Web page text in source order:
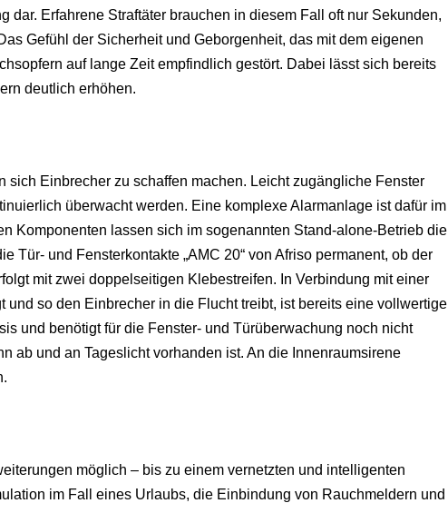
Erfahrene Straftäter brauchen in diesem Fall oft nur Sekunden,
Gefühl der Sicherheit und Geborgenheit, das mit dem eigenen
auf lange Zeit empfindlich gestört. Dabei lässt sich bereits
deutlich erhöhen.
Einbrecher zu schaffen machen. Leicht zugängliche Fenster
überwacht werden. Eine komplexe Alarmanlage ist dafür im
Komponenten lassen sich im sogenannten Stand-alone-Betrieb die
Tür- und Fensterkontakte „AMC 20“ von Afriso permanent, ob der
mit zwei doppelseitigen Klebestreifen. In Verbindung mit einer
und so den Einbrecher in die Flucht treibt, ist bereits eine vollwertige
und benötigt für die Fenster- und Türüberwachung noch nicht
ab und an Tageslicht vorhanden ist. An die Innenraumsirene
möglich – bis zu einem vernetzten und intelligenten
im Fall eines Urlaubs, die Einbindung von Rauchmeldern und